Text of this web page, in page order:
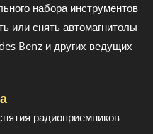
набора инструментов
или снять автомагнитолы
Benz и других ведущих
радиоприемников.